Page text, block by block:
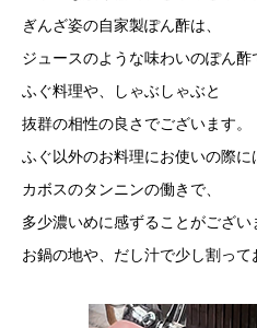
ぎんざ姿の自家製ぽん酢は、
ジュースのような味わいのぽん酢
ふぐ料理や、しゃぶしゃぶと
抜群の相性の良さでございます。
ふぐ以外のお料理にお使いの際に
カボスのタンニンの働きで、
多少濃いめに感ずることがござい
お鍋の地や、だし汁で少し割って